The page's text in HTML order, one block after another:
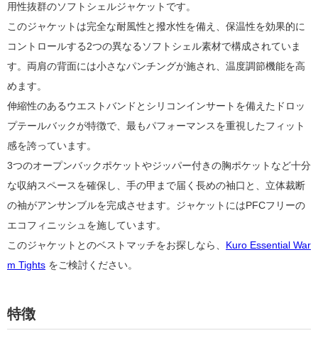
用性抜群のソフトシェルジャケットです。
このジャケットは完全な耐風性と撥水性を備え、保温性を効果的に
コントロールする2つの異なるソフトシェル素材で構成されていま
す。両肩の背面には小さなパンチングが施され、温度調節機能を高
めます。
伸縮性のあるウエストバンドとシリコンインサートを備えたドロッ
プテールバックが特徴で、最もパフォーマンスを重視したフィット
感を誇っています。
3つのオープンバックポケットやジッパー付きの胸ポケットなど十分
な収納スペースを確保し、手の甲まで届く長めの袖口と、立体裁断
の袖がアンサンブルを完成させます。ジャケットにはPFCフリーの
エコフィニッシュを施しています。
このジャケットとのベストマッチをお探しなら、 Kuro Essential War
m Tights をご検討ください。
特徴